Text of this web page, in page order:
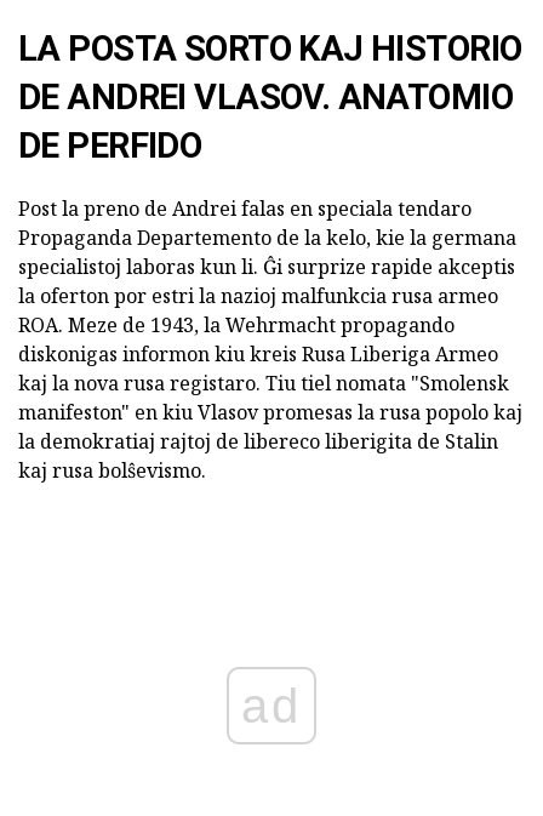
LA POSTA SORTO KAJ HISTORIO
DE ANDREI VLASOV. ANATOMIO
DE PERFIDO
Post la preno de Andrei falas en speciala tendaro
Propaganda Departemento de la kelo, kie la germana
specialistoj laboras kun li. Ĝi surprize rapide akceptis
la oferton por estri la nazioj malfunkcia rusa armeo
ROA. Meze de 1943, la Wehrmacht propagando
diskonigas informon kiu kreis Rusa Liberiga Armeo
kaj la nova rusa registaro. Tiu tiel nomata "Smolensk
manifeston" en kiu Vlasov promesas la rusa popolo kaj
la demokratiaj rajtoj de libereco liberigita de Stalin
kaj rusa bolŝevismo.
ad